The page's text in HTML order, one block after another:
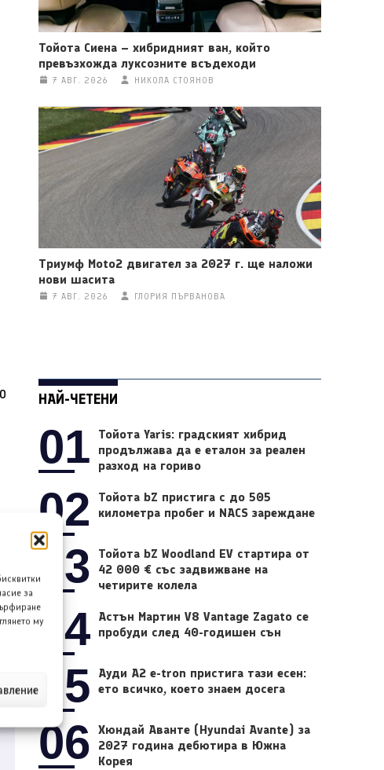
за
му
Тойота Сиена – хибридният ван, който
превъзхожда луксозните всъдеходи
7 АВГ. 2026 НИКОЛА СТОЯНОВ
Триумф Moto2 двигател за 2027 г. ще наложи
нови шасита
7 АВГ. 2026 ГЛОРИЯ ПЪРВАНОВА
НАЙ-ЧЕТЕНИ
01
Тойота Yaris: градският хибрид
продължава да е еталон за реален
разход на гориво
02
Тойота bZ пристига с до 505
километра пробег и NACS зареждане
03
Тойота bZ Woodland EV стартира от
42 000 € със задвижване на
четирите колела
04 Астън Мартин V8 Vantage Zagato се
пробуди след 40-годишен сън
05
Ауди A2 e-tron пристига тази есен:
ето всичко, което знаем досега
06 Хюндай Аванте (Hyundai Avante) за
2027 година дебютира в Южна
Корея